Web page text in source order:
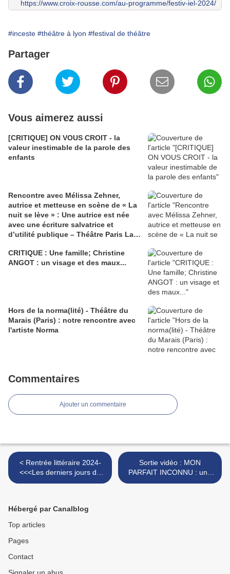
https://www.croix-rousse.com/au-programme/festiv-iel-2024/
#inceste #théâtre à lyon #festival de théâtre
Partager
Vous aimerez aussi
[CRITIQUE] ON VOUS CROIT - la
valeur inestimable de la parole des
enfants
Rencontre avec Mélissa Zehner,
autrice et metteuse en scène de « La
nuit se lève » : Une autrice est née
avec une écriture salvatrice et
d’utilité publique – Théâtre Paris La
CRITIQUE : Une famille; Christine
ANGOT : un visage et des maux...
Hors de la norma(lité) - Théâtre du
Marais (Paris) : notre rencontre avec
l'artiste Norma
Commentaires
Ajouter un commentaire
< Rentrée littéraire 2024-
<<<Les derniers jours du
parti socialiste; Aurélien
Sortie vidéo : MON
PARFAIT INCONNU : une
comédie romantique
Hébergé par Canalblog
Top articles
Pages
Contact